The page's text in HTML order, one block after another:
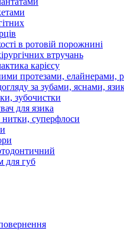
в ротовій порожнині
втручань
карієсу
протезами, елайнерами,
за зубами, яснами,
зубочистки
для язика
суперфлоси
для губ